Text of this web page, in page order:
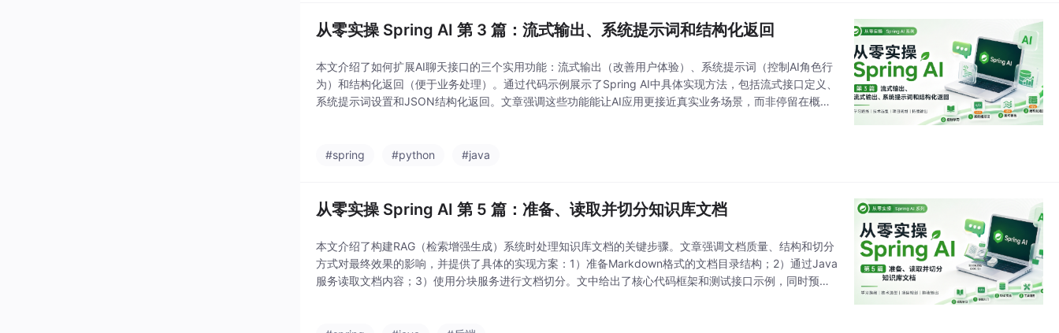
从零实操 Spring AI 第 3 篇：流式输出、系统提示词和结构化返回
本文介绍了如何扩展AI聊天接口的三个实用功能：流式输出（改善用户体验）、系统提示词（控制AI角色行
为）和结构化返回（便于业务处理）。通过代码示例展示了Spring AI中具体实现方法，包括流式接口定义、
系统提示词设置和JSON结构化返回。文章强调这些功能能让AI应用更接近真实业务场景，而非停留在概念
#spring
#python #java
从零实操 Spring AI 第 5 篇：准备、读取并切分知识库文档
本文介绍了构建RAG（检索增强生成）系统时处理知识库文档的关键步骤。文章强调文档质量、结构和切分
方式对最终效果的影响，并提供了具体的实现方案：1）准备Markdown格式的文档目录结构；2）通过Java
服务读取文档内容；3）使用分块服务进行文档切分。文中给出了核心代码框架和测试接口示例，同时预告